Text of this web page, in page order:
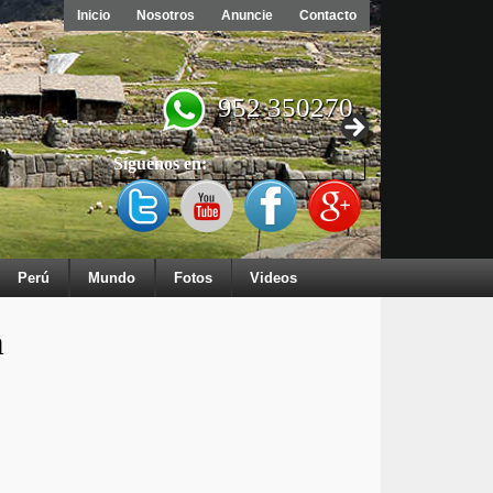
Inicio Nosotros Anuncie Contacto
952 350270
Síguenos en:
Perú Mundo Fotos Videos